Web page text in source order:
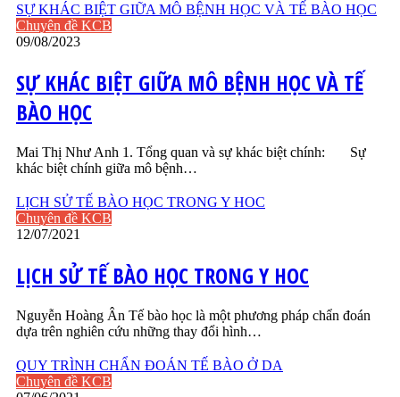
SỰ KHÁC BIỆT GIỮA MÔ BỆNH HỌC VÀ TẾ BÀO HỌC
Chuyên đề KCB
09/08/2023
SỰ KHÁC BIỆT GIỮA MÔ BỆNH HỌC VÀ TẾ
BÀO HỌC
Mai Thị Như Anh 1. Tổng quan và sự khác biệt chính: Sự
khác biệt chính giữa mô bệnh…
LỊCH SỬ TẾ BÀO HỌC TRONG Y HOC
Chuyên đề KCB
12/07/2021
LỊCH SỬ TẾ BÀO HỌC TRONG Y HOC
Nguyễn Hoàng Ân Tế bào học là một phương pháp chẩn đoán
dựa trên nghiên cứu những thay đổi hình…
QUY TRÌNH CHẨN ĐOÁN TẾ BÀO Ở DA
Chuyên đề KCB